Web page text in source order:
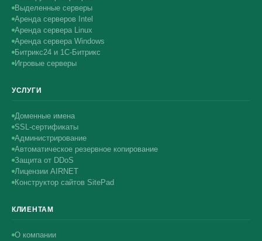
Выделенные серверы
Аренда серверов Intel
Аренда сервера Linux
Аренда сервера Windows
Битрикс24 и 1С-Битрикс
Игровые серверы
УСЛУГИ
Доменные имена
SSL-сертификаты
Администрирование
Автоматическое резервное копирование
Защита от DDoS
Лицензии AIRNET
Конструктор сайтов SitePad
КЛИЕНТАМ
О компании